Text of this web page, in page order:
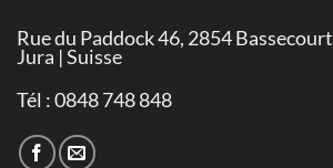
Rue du Paddock 46, 2854 Bassecourt
Jura | Suisse
Tél : 0848 748 848